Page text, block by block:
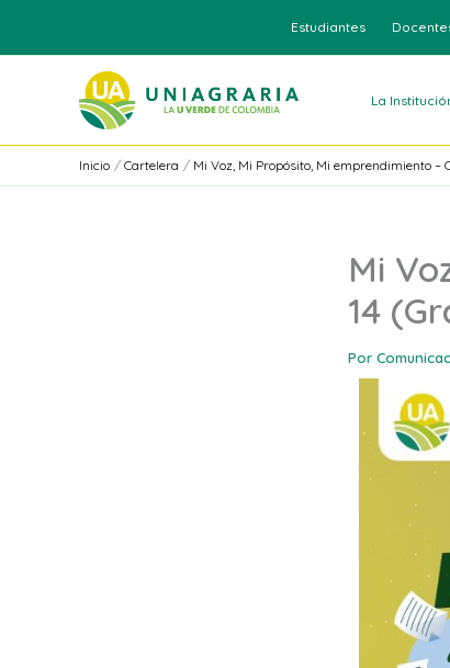
contenido
Estudiantes
La
Inicio Cartelera Mi Voz, Mi Propósito, Mi emprendimiento –
Mi
14
Por